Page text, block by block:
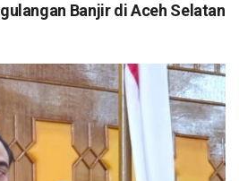
Banjir di Aceh Selatan